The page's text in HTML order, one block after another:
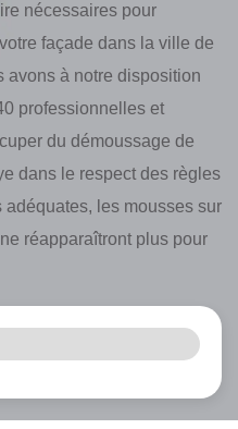
nécessaires pour
façade dans la ville de
avons à notre disposition
professionnelles et
du démoussage de
dans le respect des règles
adéquates, les mousses sur
réapparaîtront plus pour